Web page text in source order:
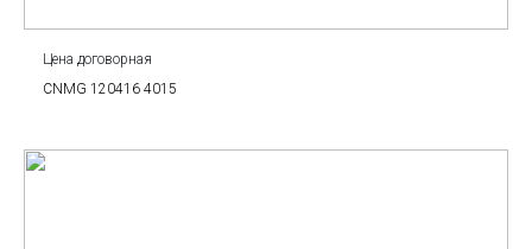
Цена договорная
CNMG 120416 4015